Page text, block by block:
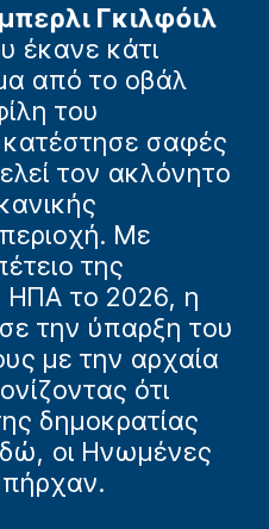
Γκιλφόιλ
έκανε κάτι
από το οβάλ
του
κατέστησε σαφές
τον ακλόνητο
Με
της
ΗΠΑ το 2026, η
την ύπαρξη του
με την αρχαία
ότι
δημοκρατίας
οι Ηνωμένες